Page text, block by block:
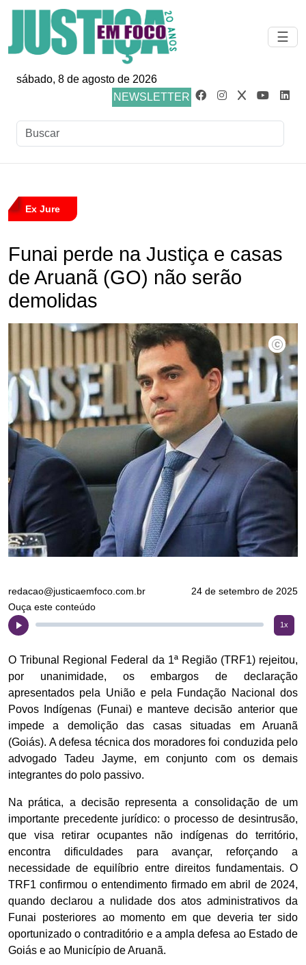
☰
sábado, 8 de agosto de 2026
NEWSLETTER
Ex Jure
Funai perde na Justiça e casas
de Aruanã (GO) não serão
demolidas
redacao@justicaemfoco.com.br
24 de setembro de 2025
Ouça este conteúdo
1x
O Tribunal Regional Federal da 1ª Região (TRF1) rejeitou,
por unanimidade, os embargos de declaração
apresentados pela União e pela Fundação Nacional dos
Povos Indígenas (Funai) e manteve decisão anterior que
impede a demolição das casas situadas em Aruanã
(Goiás). A defesa técnica dos moradores foi conduzida pelo
advogado Tadeu Jayme, em conjunto com os demais
integrantes do polo passivo.
Na prática, a decisão representa a consolidação de um
importante precedente jurídico: o processo de desintrusão,
que visa retirar ocupantes não indígenas do território,
encontra dificuldades para avançar, reforçando a
necessidade de equilíbrio entre direitos fundamentais. O
TRF1 confirmou o entendimento firmado em abril de 2024,
quando declarou a nulidade dos atos administrativos da
Funai posteriores ao momento em que deveria ter sido
oportunizado o contraditório e a ampla defesa ao Estado de
Goiás e ao Município de Aruanã.